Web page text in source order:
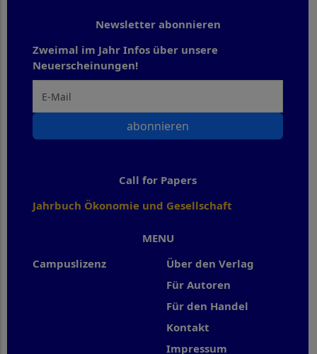
MENU
Campuslizenz
Über den Verlag
Für Autoren
Für den Handel
Kontakt
Impressum
Newsletter abonnieren
Zweimal im Jahr Infos über unsere
Neuerscheinungen!
abonnieren
Call for Papers
Jahrbuch Ökonomie und Gesellschaft